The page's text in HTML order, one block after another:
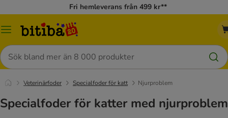
Fri hemleverans från 499 kr**
Meny
Sök
Veterinärfoder Specialfoder för katt Njurproblem
Specialfoder för katter med njurproblem